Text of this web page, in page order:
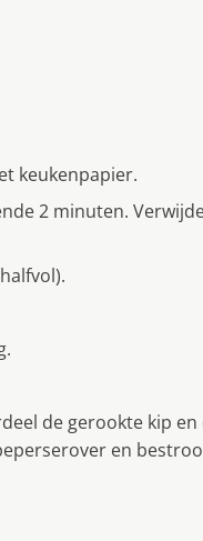
keukenpapier.
2 minuten.
de gerookte kip
en